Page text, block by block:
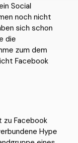
Social
noch nicht
sich schon
die
zum dem
Facebook
zu Facebook
Hype